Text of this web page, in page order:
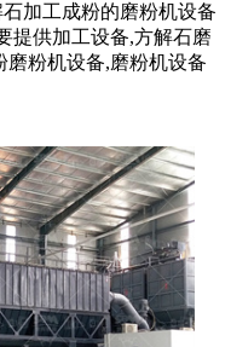
加工成粉的磨粉机设备
提供加工设备,方解石磨
磨粉机设备,磨粉机设备